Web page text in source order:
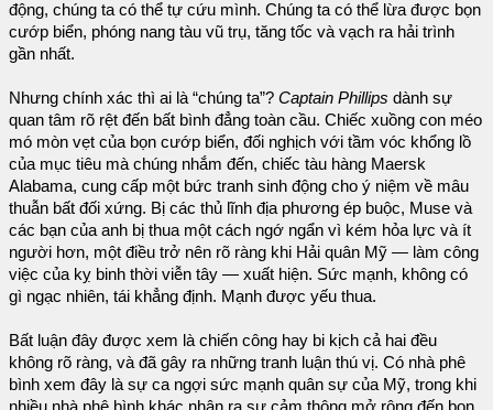
động, chúng ta có thể tự cứu mình. Chúng ta có thể lừa được bọn
cướp biển, phóng nang tàu vũ trụ, tăng tốc và vạch ra hải trình
gần nhất.
Nhưng chính xác thì ai là “chúng ta”? Captain Phillips dành sự
quan tâm rõ rệt đến bất bình đẳng toàn cầu. Chiếc xuồng con méo
mó mòn vẹt của bọn cướp biển, đối nghịch với tầm vóc khổng lồ
của mục tiêu mà chúng nhắm đến, chiếc tàu hàng Maersk
Alabama, cung cấp một bức tranh sinh động cho ý niệm về mâu
thuẫn bất đối xứng. Bị các thủ lĩnh địa phương ép buộc, Muse và
các bạn của anh bị thua một cách ngớ ngẩn vì kém hỏa lực và ít
người hơn, một điều trở nên rõ ràng khi Hải quân Mỹ — làm công
việc của kỵ binh thời viễn tây — xuất hiện. Sức mạnh, không có
gì ngạc nhiên, tái khẳng định. Mạnh được yếu thua.
Bất luận đây được xem là chiến công hay bi kịch cả hai đều
không rõ ràng, và đã gây ra những tranh luận thú vị. Có nhà phê
bình xem đây là sự ca ngợi sức mạnh quân sự của Mỹ, trong khi